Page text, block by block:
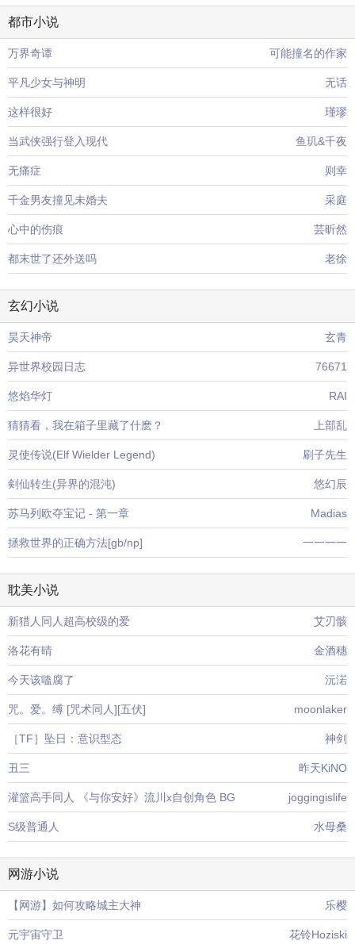
都市小说
万界奇谭 可能撞名的作家
平凡少女与神明 无话
这样很好 瑾璆
当武侠强行登入现代 鱼玑&千夜
无痛症 则幸
千金男友撞见未婚夫 采庭
心中的伤痕 芸昕然
都末世了还外送吗 老徐
玄幻小说
昊天神帝 玄青
异世界校园日志 76671
悠焰华灯 RAI
猜猜看，我在箱子里藏了什麽？ 上部乱
灵使传说(Elf Wielder Legend) 刷子先生
剣仙转生(异界的混沌) 悠幻辰
苏马列欧夺宝记 - 第一章 Madias
拯救世界的正确方法[gb/np] 一一一一
耽美小说
新猎人同人超高校级的爱 艾刃骸
洛花有晴 金酒穗
今天该嗑腐了 沅渃
咒。爱。缚 [咒术同人][五伏] moonlaker
［TF］坠日：意识型态 神剑
丑三 昨天KiNO
灌篮高手同人 《与你安好》流川x自创角色 BG joggingislife
S级普通人 水母桑
网游小说
【网游】如何攻略城主大神 乐樱
元宇宙守卫 花铃Hoziski